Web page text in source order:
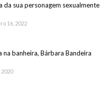
da sua personagem sexualmente
16, 2022
na banheira, Bárbara Bandeira